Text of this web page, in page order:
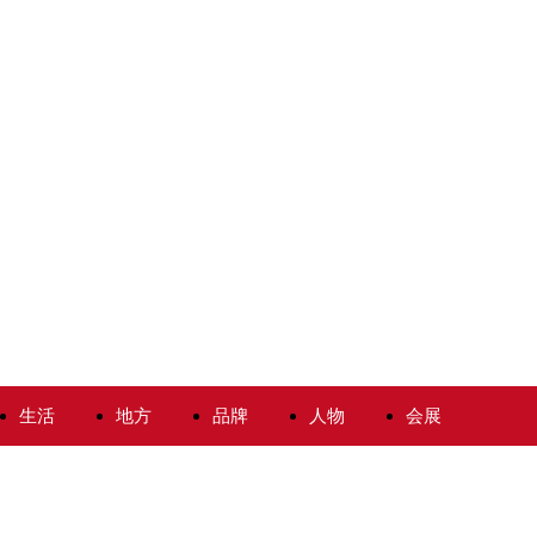
生活 地方 品牌 人物 会展